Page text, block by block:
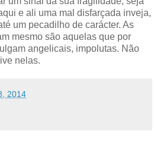
e ali uma mal disfarçada inveja,
um pecadilho de carácter. As
mesmo são aquelas que por
angelicais, impolutas. Não
nelas.
2014